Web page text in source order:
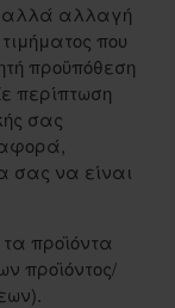
αλλά αλλαγή
που
προϋπόθεση
περίπτωση
σας
σας να είναι
προϊόντα
προϊόντος/